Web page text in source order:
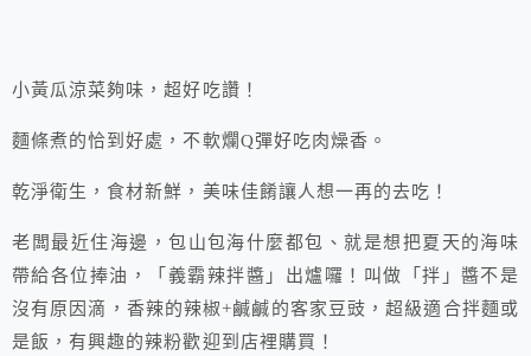
小黃瓜涼菜夠味，超好吃讚！
麵條煮的恰到好處，不軟爛Q彈好吃肉燥香。
乾淨衛生，食材新鮮，美味佳餚讓人想一再的去吃！
老闆最近住海邊，包山包海什麼都包、就是想把夏天的海味
帶給各位捧油，「義霸辣拌醬」出爐囉！叫做「拌」醬不是
沒有原因滴，香辣的辣椒+鹹鹹的客家豆豉，超級適合拌麵或
是飯，有興趣的辣粉歡迎到店裡購買！